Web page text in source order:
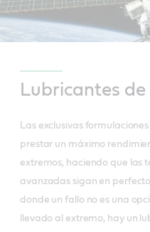
Lubricantes
Las exclusivas
prestar un máximo
extremos, haciendo que las
avanzadas sigan en
donde un fallo no es una
llevado al extremo, hay un